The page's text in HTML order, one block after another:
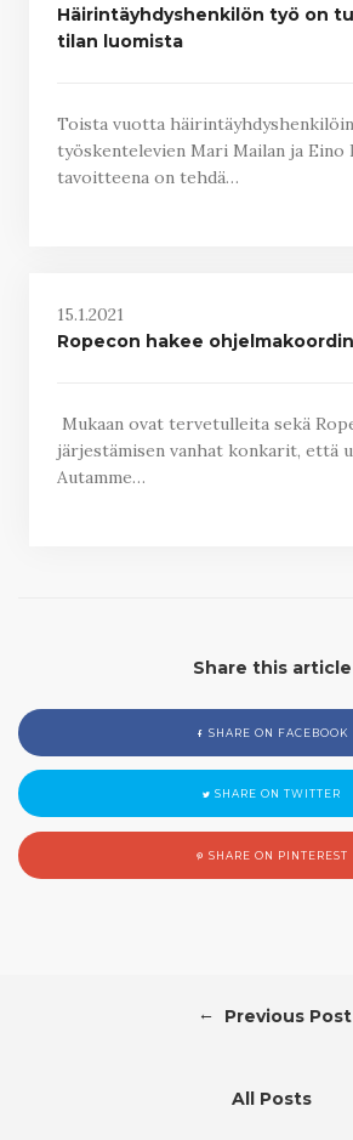
Häirintäyhdyshenkilön työ on
tilan luomista
Toista vuotta
työskentelevien Mari Mailan ja Eino
tavoitteena on tehdä…
15.1.2021
Ropecon hakee
Mukaan ovat tervetulleita sekä
järjestämisen vanhat konkarit, että
Autamme…
Share this article
SHARE ON FACEBOOK
SHARE ON TWITTER
SHARE ON PINTEREST
← Previous Post
All Posts